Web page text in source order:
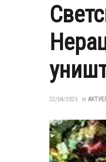
22/04/2025 in